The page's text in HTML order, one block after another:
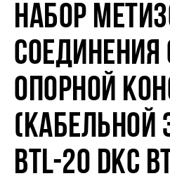
НАБОР
СОЕДИНЕНИЯ
ОПОРНОЙ
(КАБЕЛЬНОЙ
BTL-20 DKC